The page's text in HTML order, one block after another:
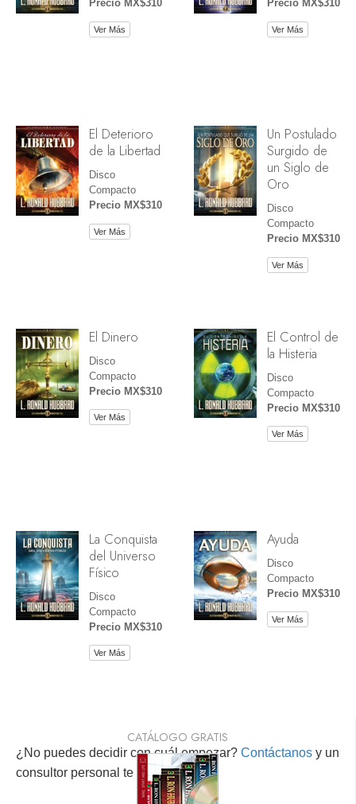
Precio MX$310
Ver Más
Precio MX$310
Ver Más
El Deterioro
de la Libertad
Disco
Compacto
Precio MX$310
Ver Más
Un Postulado
Surgido de
un Siglo de
Oro
Disco
Compacto
Precio MX$310
Ver Más
El Dinero
Disco
Compacto
Precio MX$310
Ver Más
El Control de
la Histeria
Disco
Compacto
Precio MX$310
Ver Más
La Conquista
del Universo
Físico
Disco
Compacto
Precio MX$310
Ver Más
Ayuda
Disco
Compacto
Precio MX$310
Ver Más
¿No puedes decidir con cuál empezar? Contáctanos y un
consultor personal te ayudará.
CATÁLOGO GRATIS